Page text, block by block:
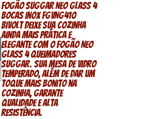
Fogão Suggar Neo Glass 4
Bocas Inox FGVNG410
Bivolt Deixe sua cozinha
ainda mais prática e
elegante com o fogão NEO
GLASS 4 QUEIMADORES
SUGGAR. Sua mesa de vidro
temperado, além de dar um
toque mais bonito na
cozinha, garante
qualidade e alta
resistência.